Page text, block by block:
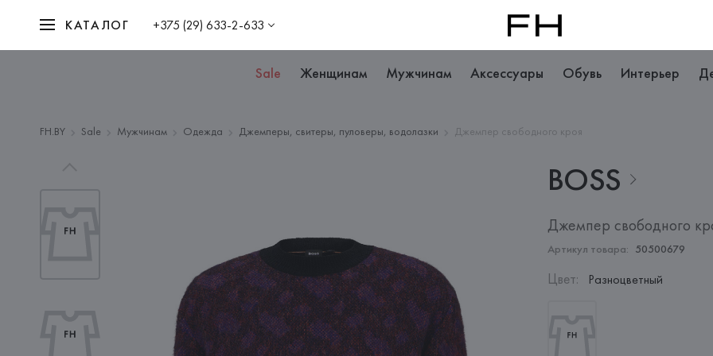
КАТАЛОГ +375 (29) 633-2-633
Sale Женщинам Мужчинам Аксессуары Обувь Интерьер
FH.BY Sale Мужчинам Одежда Джемперы, свитеры, пуловеры, водолазки Джемпер свободного кроя
BOSS
Джемпер свободного
Артикул товара: 50500679
Цвет: Разноцветный